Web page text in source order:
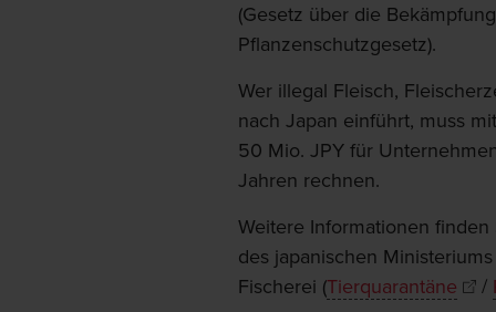
(Gesetz über die
Pflanzenschutzgesetz).
Wer illegal Fleisch,
nach Japan einführt, muss
50 Mio. JPY für
Jahren rechnen.
Weitere Informationen finden
des japanischen
Fischerei (Tierquarantäne /